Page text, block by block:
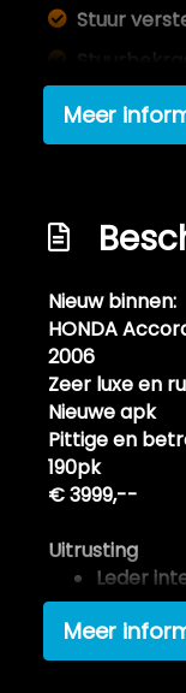
Stuur
Anti
Hoofd
Hoofd
Meer
Nieuw binnen:
HONDA
2006
Zeer luxe en
Nieuwe apk
Pittige en
190pk
€ 3999,--
Uitrusting
Leder
Centrale
Meer